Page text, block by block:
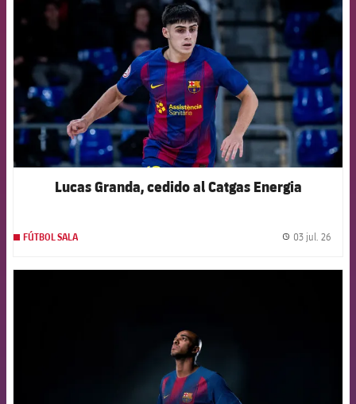
Lucas Granda, cedido al Catgas Energia
FÚTBOL SALA 03 jul. 26